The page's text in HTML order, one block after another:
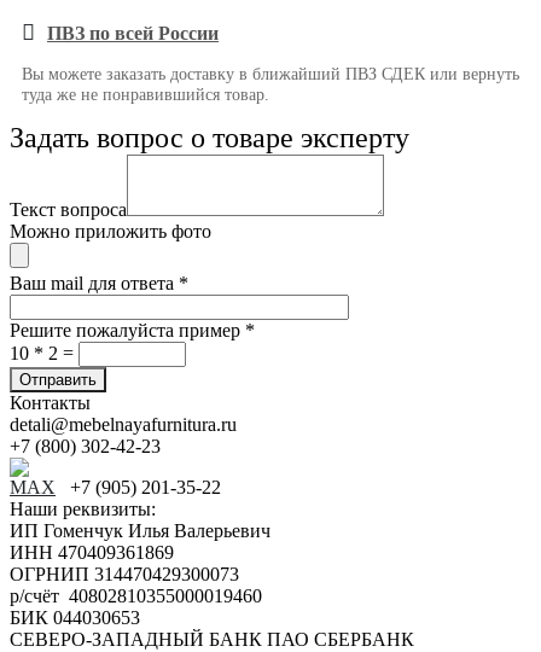
ПВЗ по всей России
Вы можете заказать доставку в ближайший ПВЗ СДЕК или вернуть
туда же не понравившийся товар.
Задать вопрос о товаре эксперту
Текст вопроса
Можно приложить фото
Ваш mail для ответа *
Решите пожалуйста пример *
10 * 2 =
Контакты
detali@mebelnayafurnitura.ru
+7 (800) 302-42-23
+7 (905) 201-35-22
Наши реквизиты:
ИП Гоменчук Илья Валерьевич
ИНН 470409361869
ОГРНИП 314470429300073
р/счёт 40802810355000019460
БИК 044030653
СЕВЕРО-ЗАПАДНЫЙ БАНК ПАО СБЕРБАНК